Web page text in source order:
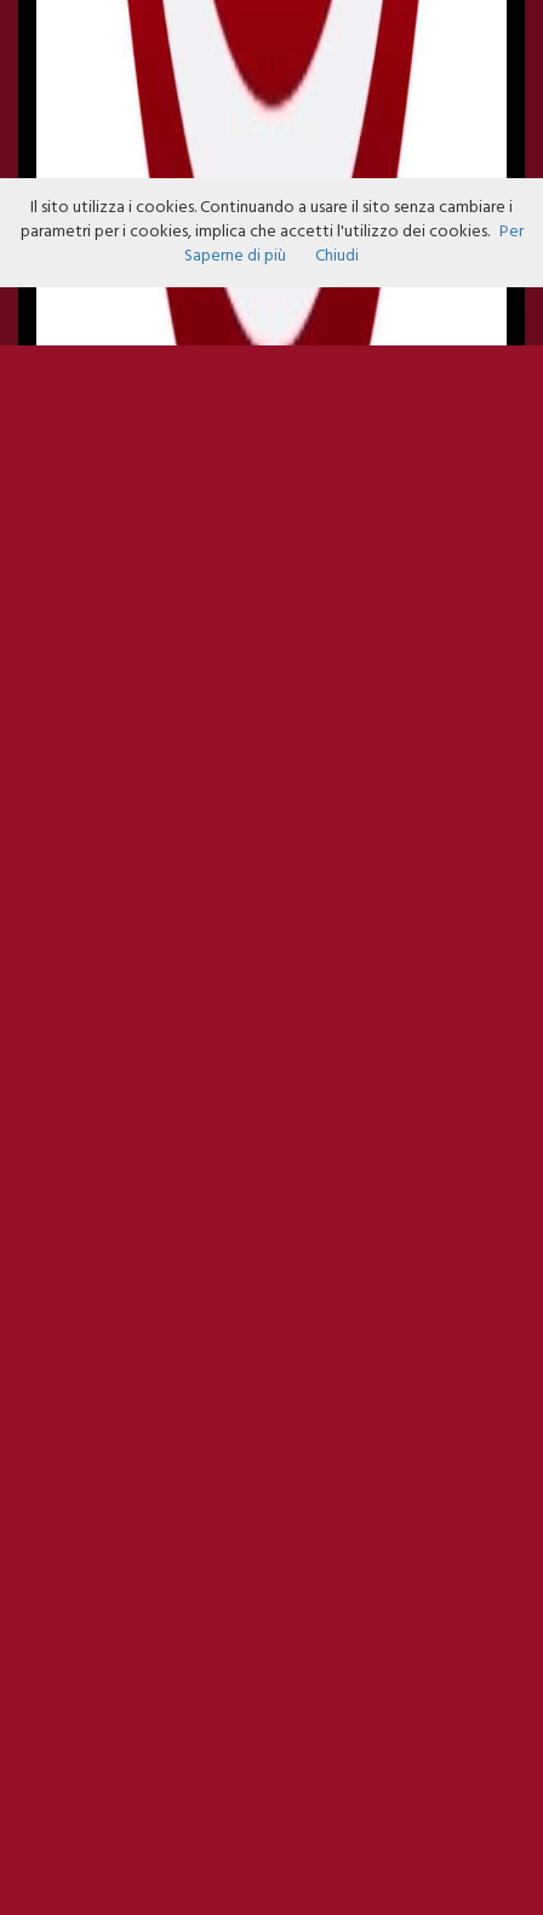
Il sito utilizza i cookies. Continuando a usare il sito senza cambiare i
parametri per i cookies, implica che accetti l'utilizzo dei cookies. Per
Saperne di più
Chiudi